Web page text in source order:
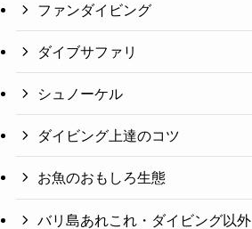
ファンダイビング
ダイブサファリ
シュノーケル
ダイビング上達のコツ
お魚のおもしろ生態
バリ島あれこれ・ダイビング以外